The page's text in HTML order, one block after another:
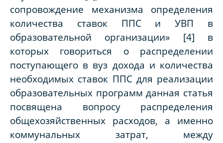
сопровождение механизма определения
количества ставок ППС и УВП в
образовательной организации» [4] в
которых говориться о распределении
поступающего в вуз дохода и количества
необходимых ставок ППС для реализации
образовательных программ данная статья
посвящена вопросу распределения
общехозяйственных расходов, а именно
коммунальных затрат, между